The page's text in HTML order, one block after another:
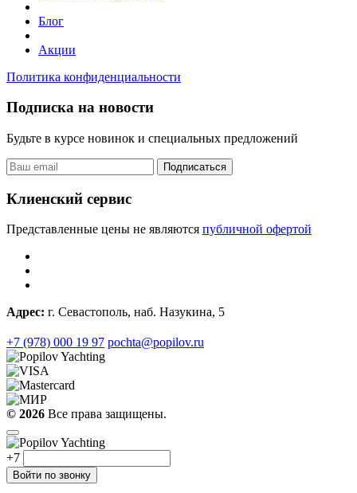
Блог
Акции
Политика конфиденциальности
Подписка на новости
Будьте в курсе новинок и специальных предложений
Подписаться
Клиенский сервис
Представленные цены не являются публичной офертой
Адрес: г. Севастополь, наб. Назукина, 5
+7 (978) 000 19 97 pochta@popilov.ru
© 2026 Все права защищены.
+7